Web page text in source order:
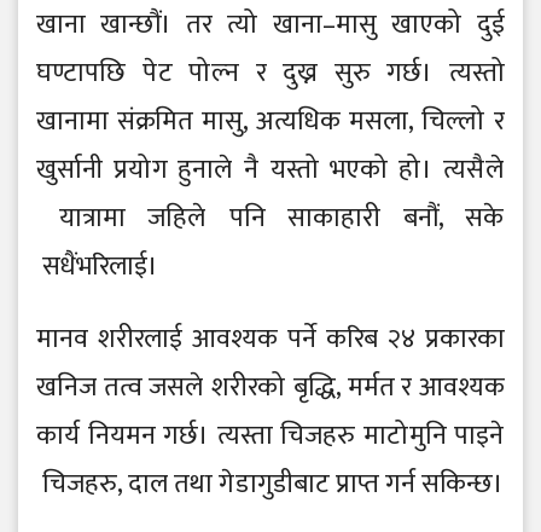
खाना खान्छौं। तर त्यो खाना–मासु खाएको दुई
घण्टापछि पे ट पो ल्न र दुख्न सुरु गर्छ। त्यस्तो
खानामा संक्रमित मासु, अत्यधिक मसला, चिल्लो र
खुर्सानी प्रयो ग हुनाले नै यस्तो भएको हो । त्यसै ले
यात्रामा जहिले पनि साकाहारी बनौं, सके
सधैंभरिलाई।
मानव शरीरलाई आवश्यक पर्ने करिब २४ प्रकारका
खनिज तत्व जसले शरीरको बृद्धि, मर्मत र आवश्यक
कार्य नियमन गर्छ। त्यस्ता चिजहरु माटो मुनि पाइने
चिजहरु, दाल तथा गे डागुडीबाट प्राप्त गर्न सकिन्छ।